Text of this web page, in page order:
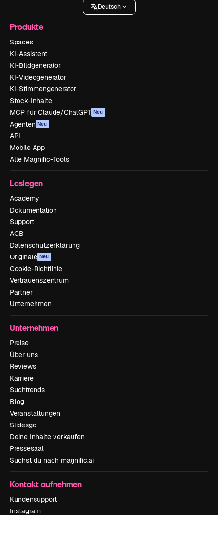
Deutsch
Produkte
Spaces
KI-Assistent
KI-Bildgenerator
KI-Videogenerator
KI-Stimmengenerator
Stock-Inhalte
MCP für Claude/ChatGPT Neu
Agenten Neu
API
Mobile App
Alle Magnific-Tools
Loslegen
Academy
Dokumentation
Support
AGB
Datenschutzerklärung
Originale Neu
Cookie-Richtlinie
Vertrauenszentrum
Partner
Unternehmen
Unternehmen
Preise
Über uns
Reviews
Karriere
Suchtrends
Blog
Veranstaltungen
Slidesgo
Deine Inhalte verkaufen
Pressesaal
Suchst du nach magnific.ai
Kontakt aufnehmen
Kundensupport
Instagram